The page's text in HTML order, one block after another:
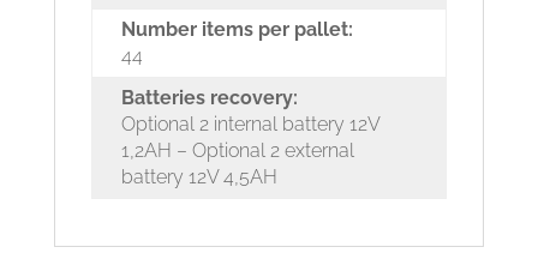
Number items per pallet:
44
Batteries recovery:
Optional 2 internal battery 12V
1,2AH – Optional 2 external
battery 12V 4,5AH